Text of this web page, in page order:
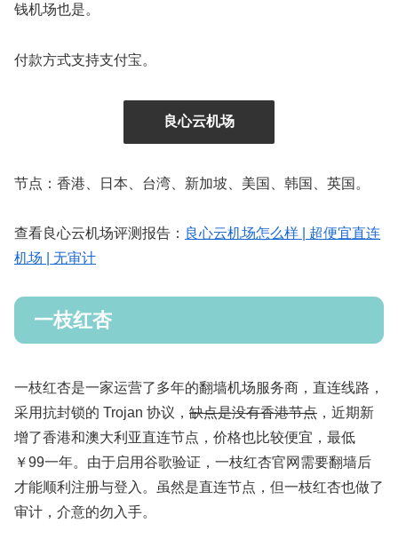
钱机场也是。
付款方式支持支付宝。
良心云机场
节点：香港、日本、台湾、新加坡、美国、韩国、英国。
查看良心云机场评测报告： 良心云机场怎么样 | 超便宜直连
机场 | 无审计
一枝红杏
一枝红杏是一家运营了多年的翻墙机场服务商，直连线路，
采用抗封锁的 Trojan 协议， 缺点是没有香港节点 ，近期新
增了香港和澳大利亚直连节点，价格也比较便宜，最低
￥99一年。由于启用谷歌验证，一枝红杏官网需要翻墙后
才能顺利注册与登入。虽然是直连节点，但一枝红杏也做了
审计，介意的勿入手。